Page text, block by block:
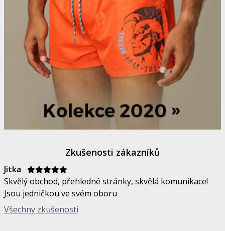
Zkušenosti zákazníků
Jitka
Skvělý obchod, přehledné stránky, skvělá komunikace!
Jsou jedničkou ve svém oboru
Všechny zkušenosti